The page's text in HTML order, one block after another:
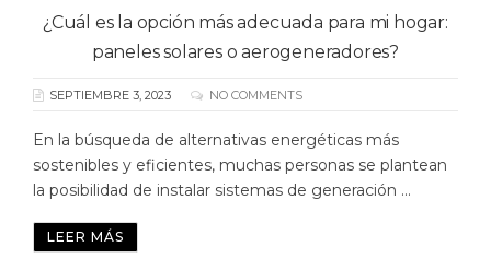
¿Cuál es la opción más adecuada para mi hogar:
paneles solares o aerogeneradores?
SEPTIEMBRE 3, 2023 NO COMMENTS
En la búsqueda de alternativas energéticas más
sostenibles y eficientes, muchas personas se plantean
la posibilidad de instalar sistemas de generación ...
LEER MÁS